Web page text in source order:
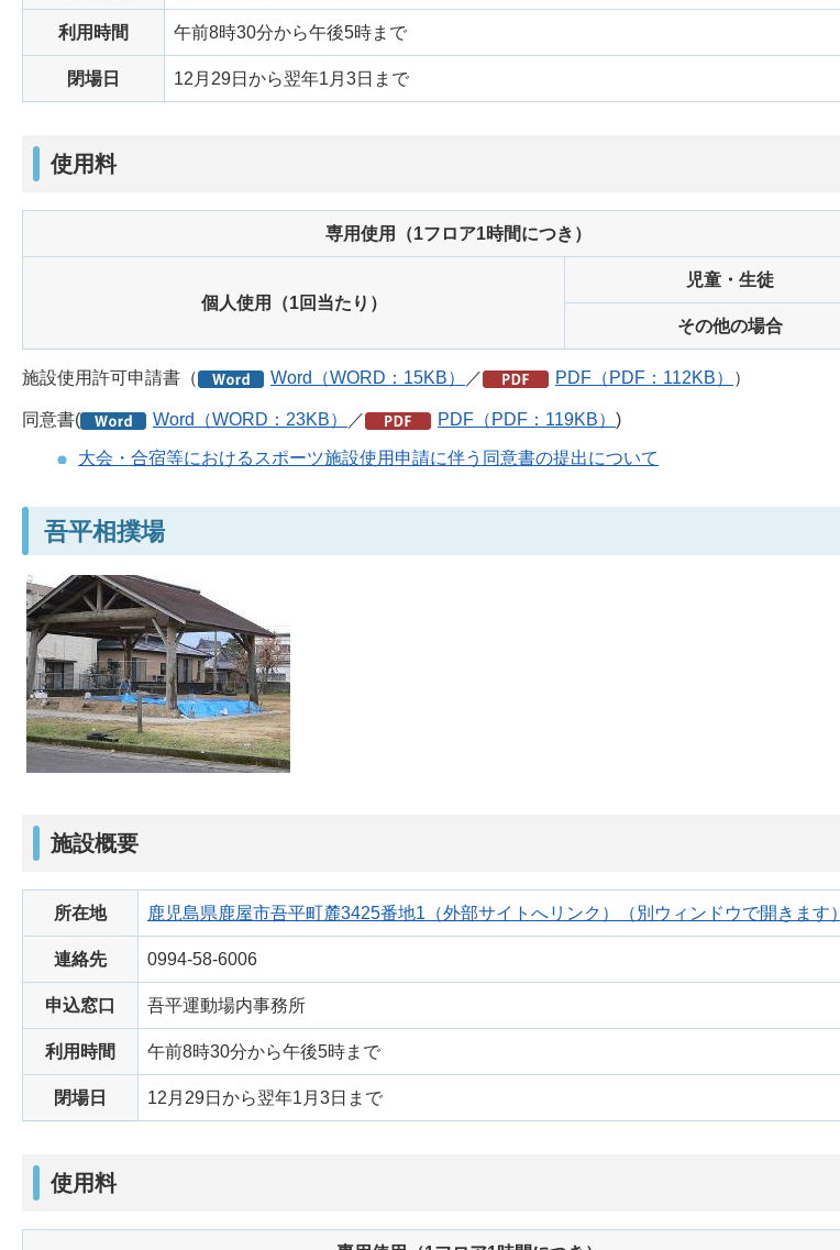
利用時間 午前8時30分から午後5時まで
閉場日 12月29日から翌年1月3日まで
使用料
専用使用（1フロア1時間につき）
個人使用（1回当たり）
児童・生徒
その他の場合
施設使用許可申請書（ Word（WORD：15KB） ／ PDF（PDF：112KB） ）
同意書( Word（WORD：23KB） ／ PDF（PDF：119KB） )
大会・合宿等におけるスポーツ施設使用申請に伴う同意書の提出について
吾平相撲場
施設概要
所在地 鹿児島県鹿屋市吾平町麓3425番地1（外部サイトへリンク）（別ウィンドウで開きます）
連絡先 0994-58-6006
申込窓口 吾平運動場内事務所
利用時間 午前8時30分から午後5時まで
閉場日 12月29日から翌年1月3日まで
使用料